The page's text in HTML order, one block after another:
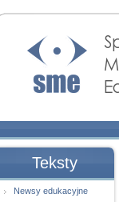
Społeczny
Edukacji
Teksty
Newsy edukacyjne